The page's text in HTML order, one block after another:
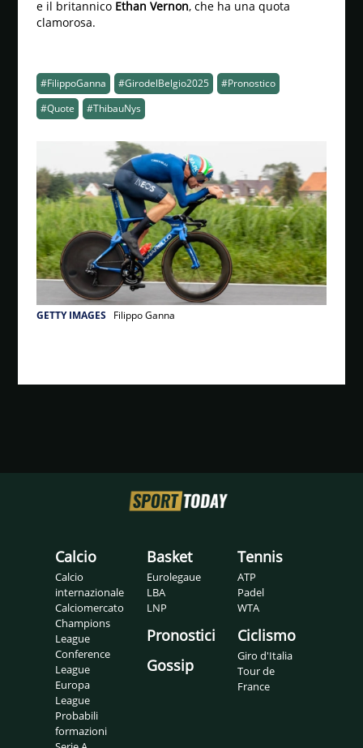
e il britannicoEthan Vernon, che ha una quota
clamorosa.
#FilippoGanna #GirodelBelgio2025
#Pronostico
#Quote
#ThibauNys
GETTY IMAGES Filippo Ganna
Calcio
Calcio
internazionale
Calciomercato
Champions
League
Conference
League
Europa
League
Probabili
formazioni
Basket
Eurolegaue
LBA
LNP
Pronostici
Gossip
Tennis
ATP
Padel
WTA
Ciclismo
Giro d'Italia
Tour de
France